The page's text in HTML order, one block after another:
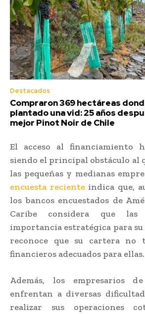
Destacados
Compraron 369 hectáreas
plantado una vid: 25 años
mejor Pinot Noir de Chile
El acceso al financiamiento
siendo el principal obstáculo al
las pequeñas y medianas
encuesta recienteindica que,
los bancos encuestados de
Caribe considera que las
importancia estratégica para su
reconoce que su cartera no
financieros adecuados para ellas.
Además, los empresarios
enfrentan a diversas
realizar sus operaciones